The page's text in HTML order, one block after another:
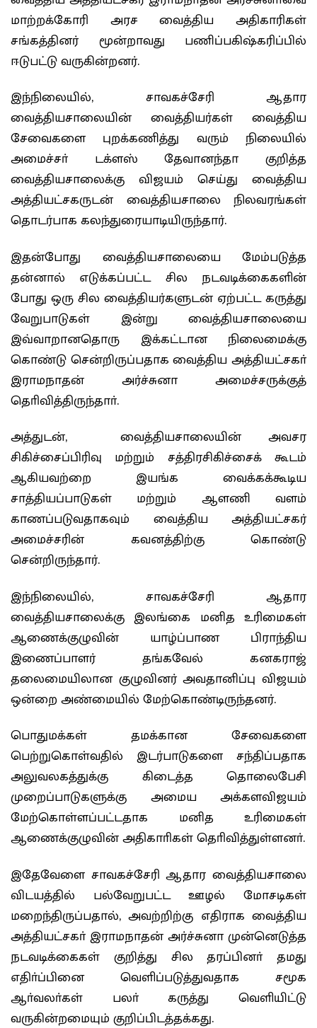
மாற்றக்கோரி அரச வைத்திய அதிகாரிகள்
சங்கத்தினர் மூன்றாவது பணிப்பகிஷ்கரிப்பில்
ஈடுபட்டு வருகின்றனர்.
இந்நிலையில், சாவகச்சேரி ஆதார
வைத்தியசாலையின் வைத்தியர்கள் வைத்திய
சேவைகளை புறக்கணித்து வரும் நிலையில்
அமைச்சா் டக்ளஸ் தேவானந்தா குறித்த
வைத்தியசாலைக்கு விஜயம் செய்து வைத்திய
அத்தியட்சகருடன் வைத்தியசாலை நிலவரங்கள்
தொடர்பாக கலந்துரையாடியிருந்தார்.
இதன்போது வைத்தியசாலையை மேம்படுத்த
தன்னால் எடுக்கப்பட்ட சில நடவடிக்கைகளின்
போது ஒரு சில வைத்தியர்களுடன் ஏற்பட்ட கருத்து
வேறுபாடுகள் இன்று வைத்தியசாலையை
இவ்வாறானதொரு இக்கட்டான நிலைமைக்கு
கொண்டு சென்றிருப்பதாக வைத்திய அத்தியட்சகா்
இராமநாதன் அர்ச்சுனா அமைச்சருக்குத்
தொிவித்திருந்தாா்.
அத்துடன், வைத்தியசாலையின் அவசர
சிகிச்சைப்பிரிவு மற்றும் சத்திரசிகிச்சைக் கூடம்
ஆகியவற்றை இயங்க வைக்கக்கூடிய
சாத்தியப்பாடுகள் மற்றும் ஆளணி வளம்
காணப்படுவதாகவும் வைத்திய அத்தியட்சகர்
அமைச்சரின் கவனத்திற்கு கொண்டு
சென்றிருந்தார்.
இந்நிலையில், சாவகச்சேரி ஆதார
வைத்தியசாலைக்கு இலங்கை மனித உரிமைகள்
ஆணைக்குழுவின் யாழ்ப்பாண பிராந்திய
இணைப்பாளர் தங்கவேல் கனகராஜ்
தலைமையிலான குழுவினர் அவதானிப்பு விஜயம்
ஒன்றை அண்மையில் மேற்கொண்டிருந்தனர்.
பொதுமக்கள் தமக்கான சேவைகளை
பெற்றுகொள்வதில் இடர்பாடுகளை சந்திப்பதாக
அலுவலகத்துக்கு கிடைத்த தொலைபேசி
முறைப்பாடுகளுக்கு அமைய அக்களவிஜயம்
மேற்கொள்ளப்பட்டதாக மனித உரிமைகள்
ஆணைக்குழுவின் அதிகாாிகள் தொிவித்துள்ளனா்.
இதேவேளை சாவகச்சேரி ஆதார வைத்தியசாலை
விடயத்தில் பல்வேறுபட்ட ஊழல் மோசடிகள்
மறைந்திருப்பதால், அவற்றிற்கு எதிராக வைத்திய
அத்தியட்சகா் இராமநாதன் அர்ச்சுனா முன்னெடுத்த
நடவடிக்கைகள் குறித்து சில தரப்பினா் தமது
எதிா்ப்பினை வெளிப்படுத்துவதாக சமூக
ஆா்வலா்கள் பலா் கருத்து வெளியிட்டு
வருகின்றமையும் குறிப்பிடத்தக்கது.